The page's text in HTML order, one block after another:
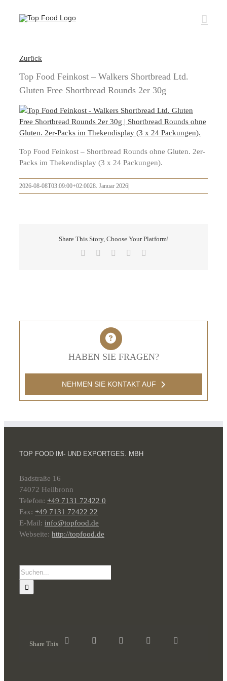
Inhalt
Zurück
Top Food Feinkost – Walkers Shortbread Ltd.
Gluten Free Shortbread Rounds 2er 30g
Top Food Feinkost – Shortbread Rounds ohne Gluten. 2er-
Packs im Thekendisplay (3 x 24 Packungen).
2026-08-08T03:09:00+02:0028. Januar 2026
Share This Story, Choose Your Platform!
Facebook LinkedInPinterest
HABEN SIE FRAGEN?
NEHMEN SIE KONTAKT AUF
TOP FOOD IM- UND EXPORTGES. MBH
Badstraße 16
74072 Heilbronn
Telefon: +49 7131 72422 0
Fax: +49 7131 72422 22
E-Mail: info@topfood.de
Webseite: http://topfood.de
Suche
nach:
Share This